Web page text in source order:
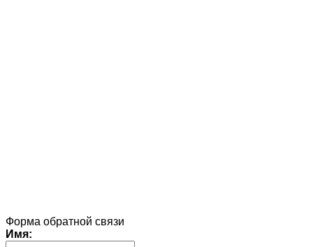
Форма обратной связи
Имя: